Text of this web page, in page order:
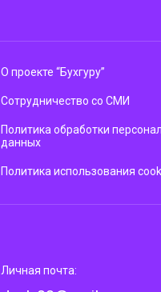
О проекте “Бухгуру”
Сотрудничество со СМИ
Политика обработки
данных
Политика использования
Личная почта: